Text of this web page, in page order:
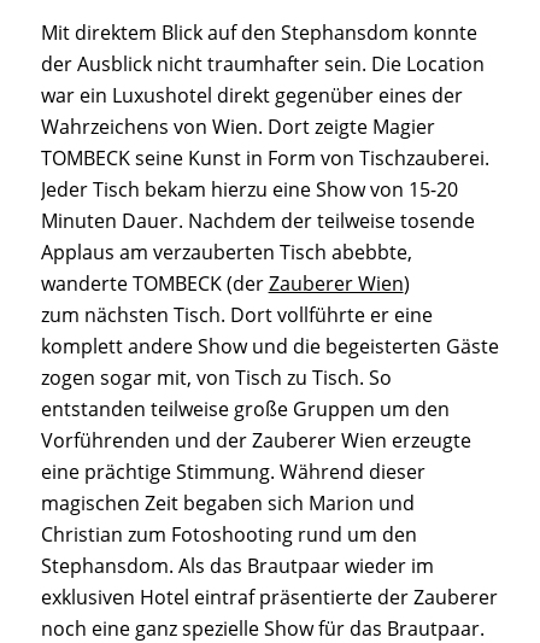
Mit direktem Blick auf den Stephansdom konnte
der Ausblick nicht traumhafter sein. Die Location
war ein Luxushotel direkt gegenüber eines der
Wahrzeichens von Wien. Dort zeigte Magier
TOMBECK seine Kunst in Form von Tischzauberei.
Jeder Tisch bekam hierzu eine Show von 15-20
Minuten Dauer. Nachdem der teilweise tosende
Applaus am verzauberten Tisch abebbte,
wanderte TOMBECK (derZauberer Wien)
zum nächsten Tisch. Dort vollführte er eine
komplett andere Show und die begeisterten Gäste
zogen sogar mit, von Tisch zu Tisch. So
entstanden teilweise große Gruppen um den
Vorführenden und der Zauberer Wien erzeugte
eine prächtige Stimmung. Während dieser
magischen Zeit begaben sich Marion und
Christian zum Fotoshooting rund um den
Stephansdom. Als das Brautpaar wieder im
exklusiven Hotel eintraf präsentierte der Zauberer
noch eine ganz spezielle Show für das Brautpaar.